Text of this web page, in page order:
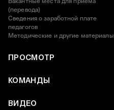
(перевода)
Сведения о заработной плате
педагогов
Методические и другие материалы
ПРОСМОТР
КОМАНДЫ
ВИДЕО